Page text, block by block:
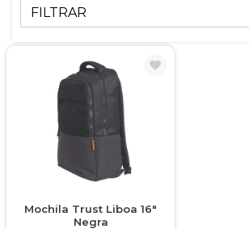
FILTRAR
Mochila Trust Liboa 16"
Negra